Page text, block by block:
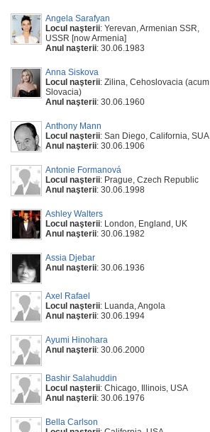
Angela Sarafyan
Locul naşterii: Yerevan, Armenian SSR,
USSR [now Armenia]
Anul naşterii: 30.06.1983
Anna Siskova
Locul naşterii: Zilina, Cehoslovacia (acum
Slovacia)
Anul naşterii: 30.06.1960
Anthony Mann
Locul naşterii: San Diego, California, SUA
Anul naşterii: 30.06.1906
Antonie Formanová
Locul naşterii: Prague, Czech Republic
Anul naşterii: 30.06.1998
Ashley Walters
Locul naşterii: London, England, UK
Anul naşterii: 30.06.1982
Assia Djebar
Anul naşterii: 30.06.1936
Axel Rafael
Locul naşterii: Luanda, Angola
Anul naşterii: 30.06.1994
Ayumi Hinohara
Anul naşterii: 30.06.2000
Bashir Salahuddin
Locul naşterii: Chicago, Illinois, USA
Anul naşterii: 30.06.1976
Bella Carlson